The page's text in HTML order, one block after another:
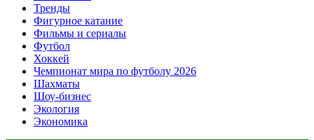
Тренды
Фигурное катание
Фильмы и сериалы
Футбол
Хоккей
Чемпионат мира по футболу 2026
Шахматы
Шоу-бизнес
Экология
Экономика